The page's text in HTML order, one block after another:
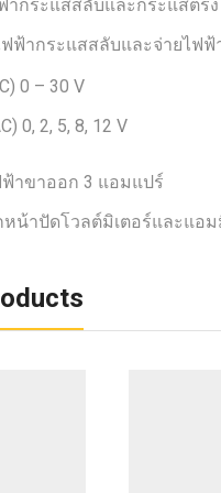
ากระแสสลับและกระแสตรง
ฟ้ากระแสสลับและจ่ายไฟฟ้
0 – 30 V
0, 2, 5, 8, 12 V
าขาออก 3 แอมแปร์
น้าปัดโวลต์มิเตอร์และแอม